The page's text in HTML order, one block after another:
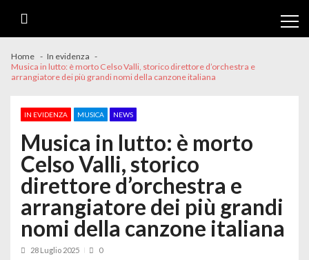
Home
In evidenza
Musica in lutto: è morto Celso Valli, storico direttore d’orchestra e
arrangiatore dei più grandi nomi della canzone italiana
IN EVIDENZA MUSICA NEWS
Musica in lutto: è morto
Celso Valli, storico
direttore d’orchestra e
arrangiatore dei più grandi
nomi della canzone italiana
28 Luglio 2025 0